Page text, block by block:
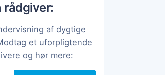
rådgiver:
af dygtige
et uforpligtende
og hør mere: